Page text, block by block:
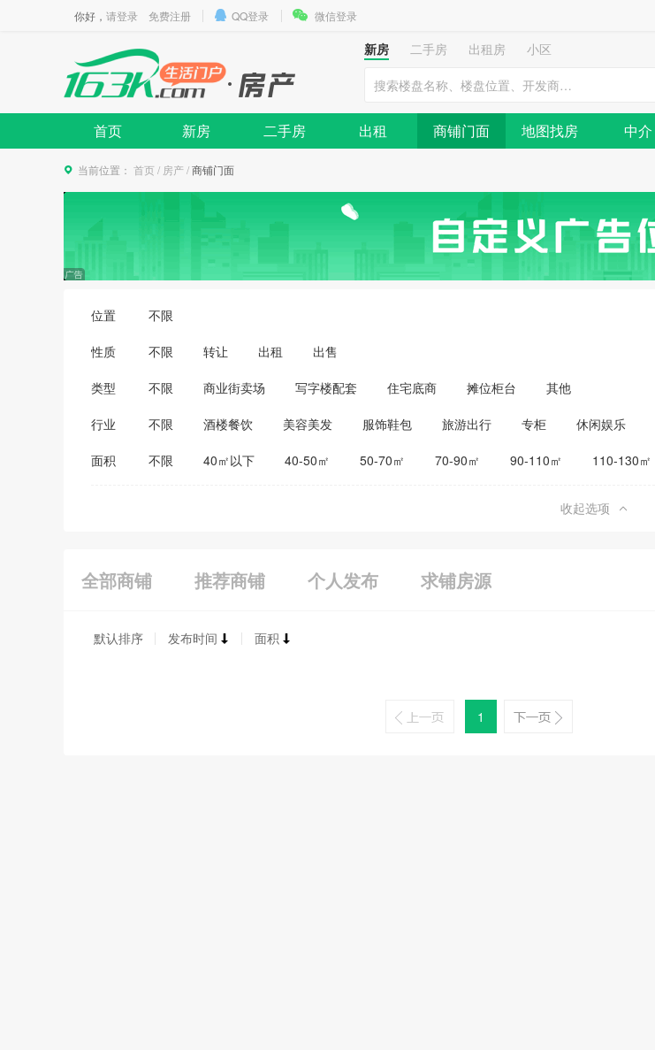
你好， 请登录 免费注册 QQ登录 微信登录
新房 二手房 出租房
小区
首页 新房 二手房 出租 商铺门面 地图找房 中介
当前位置： 首页 / 房产/商铺门面
位置 不限
性质 不限 转让 出租 出售
类型 不限 商业街卖场 写字楼配套 住宅底商 摊位柜台 其他
行业 不限 酒楼餐饮 美容美发 服饰鞋包 旅游出行 专柜 休闲娱乐
医药保健
家居建材
面积 不限 40㎡以下 40-50㎡ 50-70㎡ 70-90㎡ 90-110㎡ 110-130㎡
收起选项
全部商铺 推荐商铺 个人发布 求铺房源
默认排序 发布时间 面积
1